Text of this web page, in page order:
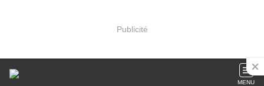
Publicité
MENU